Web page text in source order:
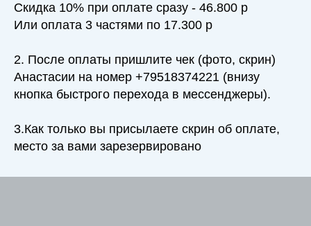
Скидка 10% при оплате сразу - 46.800 р
Или оплата 3 частями по 17.300 р
2. После оплаты пришлите чек (фото, скрин)
Анастасии на номер +79518374221 (внизу
кнопка быстрого перехода в мессенджеры).
3.Как только вы присылаете скрин об оплате,
место за вами зарезервировано